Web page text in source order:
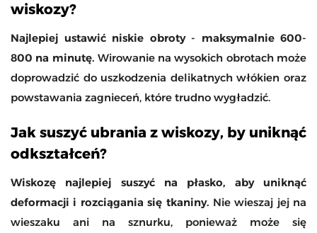
wiskozy?
Najlepiej ustawić niskie obroty - maksymalnie 600-
800 na minutę. Wirowanie na wysokich obrotach może
doprowadzić do uszkodzenia delikatnych włókien oraz
powstawania zagnieceń, które trudno wygładzić.
Jak suszyć ubrania z wiskozy, by uniknąć
odkształceń?
Wiskozę najlepiej suszyć na płasko, aby uniknąć
deformacji i rozciągania się tkaniny. Nie wieszaj jej na
wieszaku ani na sznurku, ponieważ może się